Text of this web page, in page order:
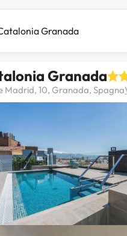
Granada
Madrid, 10, Granada, Spagna